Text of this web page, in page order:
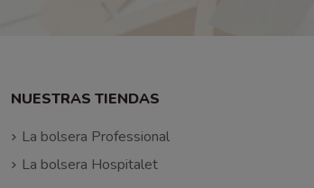
NUESTRAS TIENDAS
La bolsera Professional
La bolsera Hospitalet